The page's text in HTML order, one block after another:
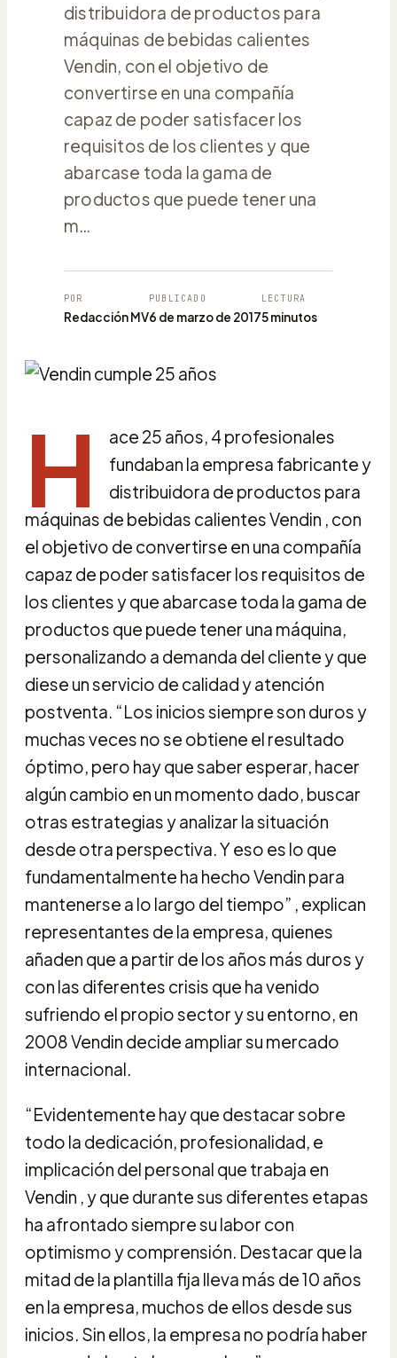
distribuidora de productos para
máquinas de bebidas calientes
Vendin, con el objetivo de
convertirse en una compañía
capaz de poder satisfacer los
requisitos de los clientes y que
abarcase toda la gama de
productos que puede tener una
m…
POR
Redacción MV
PUBLICADO
6 de marzo de 2017
LECTURA
5 minutos
H
ace 25 años, 4 profesionales
fundaban la empresa fabricante y
distribuidora de productos para
máquinas de bebidas calientes Vendin , con
el objetivo de convertirse en una compañía
capaz de poder satisfacer los requisitos de
los clientes y que abarcase toda la gama de
productos que puede tener una máquina,
personalizando a demanda del cliente y que
diese un servicio de calidad y atención
postventa. “Los inicios siempre son duros y
muchas veces no se obtiene el resultado
óptimo, pero hay que saber esperar, hacer
algún cambio en un momento dado, buscar
otras estrategias y analizar la situación
desde otra perspectiva. Y eso es lo que
fundamentalmente ha hecho Vendin para
mantenerse a lo largo del tiempo” , explican
representantes de la empresa, quienes
añaden que a partir de los años más duros y
con las diferentes crisis que ha venido
sufriendo el propio sector y su entorno, en
2008 Vendin decide ampliar su mercado
internacional.
“Evidentemente hay que destacar sobre
todo la dedicación, profesionalidad, e
implicación del personal que trabaja en
Vendin , y que durante sus diferentes etapas
ha afrontado siempre su labor con
optimismo y comprensión. Destacar que la
mitad de la plantilla fija lleva más de 10 años
en la empresa, muchos de ellos desde sus
inicios. Sin ellos, la empresa no podría haber